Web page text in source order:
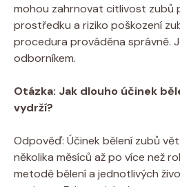
mohou zahrnovat citlivost zubů
prostředku a riziko poškození
procedura prováděna správně.
odborníkem.
Otázka: Jak dlouho účinek
vydrží?
Odpověď: Účinek bělení zubů
několika měsíců až po více než
metodě bělení a jednotlivých